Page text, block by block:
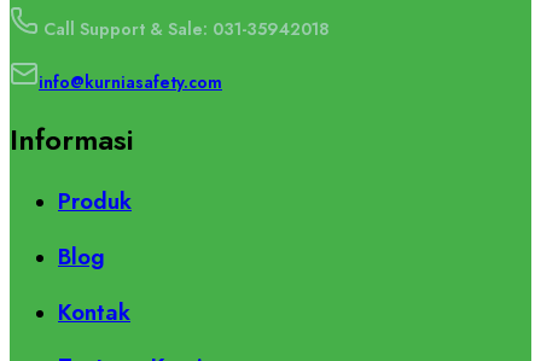
Call Support & Sale: 031-35942018
info@kurniasafety.com
Informasi
Produk
Blog
Kontak